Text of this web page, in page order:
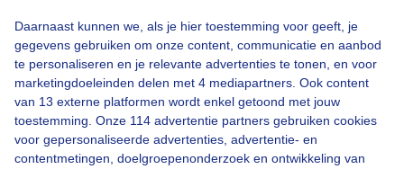
Daarnaast kunnen we, als je hier toestemming voor geeft, je
gegevens gebruiken om onze content, communicatie en aanbod
te personaliseren en je relevante advertenties te tonen, en voor
marketingdoeleinden delen met 4 mediapartners. Ook content
van 13 externe platformen wordt enkel getoond met jouw
toestemming. Onze 114 advertentie partners gebruiken cookies
voor gepersonaliseerde advertenties, advertentie- en
contentmetingen, doelgroepenonderzoek en ontwikkeling van
Een moment geduld aub...